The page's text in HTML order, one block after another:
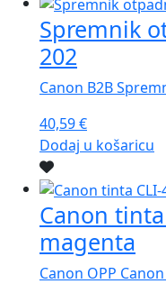
Pogledajte sve
30 godina poslovnog
Radno vrijeme
Pon - Pet:08:00 - 16:00
Viknedom,
Kontakt